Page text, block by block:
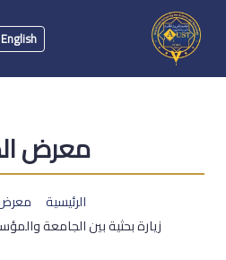
English
معرض
الرئيسية
زيارة بحثية بين الجامعة